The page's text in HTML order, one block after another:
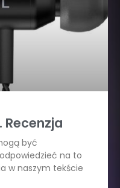
Recenzja
być
na to
w naszym tekście